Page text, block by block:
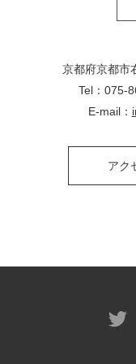
京都府京都市
Tel：075-
E-mail：
アク